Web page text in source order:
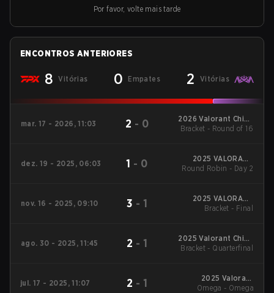
Por favor, volte mais tarde
ENCONTROS ANTERIORES
8 Vitórias 0 Empates 2 Vitórias
mar. 17 - 2026, 11:03 2 - 0
2026 Valorant China
Evolution Series Act 1
Bracket - Round of 16
dez. 19 - 2025, 06:03 1 - 0
2025 VALORANT
Radiant International
Round Robin - Day 2
nov. 16 - 2025, 09:10 3 - 1
2025 VALORANT
China Evolution
Bracket - Final
ago. 30 - 2025, 11:45 2 - 1
2025 Valorant China
Evolution Series Act-
Bracket - Quarterfinal
jul. 17 - 2025, 11:07 2 - 1
2025 Valorant
Champions Tour:
Omega - Omega